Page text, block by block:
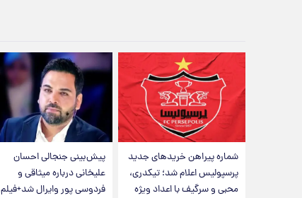
شماره پیراهن خریدهای جدید
پرسپولیس اعلام شد؛ تیکدری،
محبی و سرگیف با اعداد ویژه
پیش‌بینی جنجالی احسان
علیخانی درباره میثاقی و
فردوسی پور وایرال شد+فیلم